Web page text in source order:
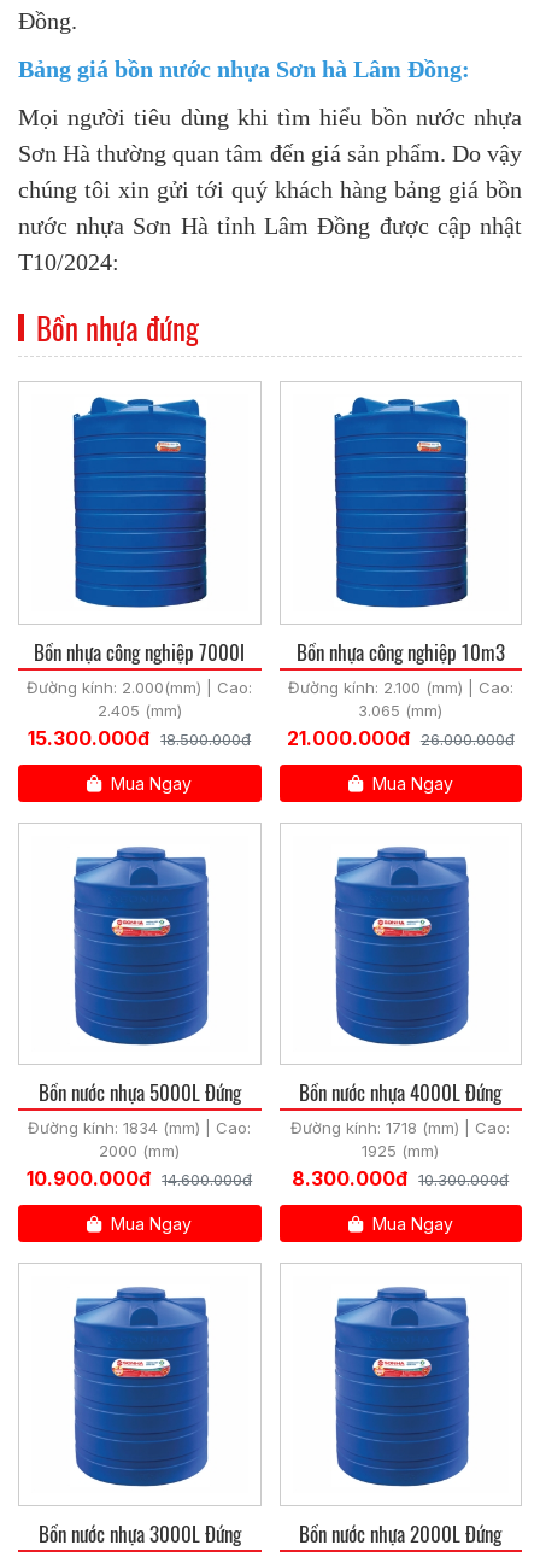
Đồng.
Bảng giá bồn nước nhựa Sơn hà Lâm Đồng:
Mọi người tiêu dùng khi tìm hiểu bồn nước nhựa
Sơn Hà thường quan tâm đến giá sản phẩm. Do vậy
chúng tôi xin gửi tới quý khách hàng bảng giá bồn
nước nhựa Sơn Hà tỉnh Lâm Đồng được cập nhật
T10/2024:
Bồn nhựa đứng
Bồn nhựa công nghiệp 7000l
đứng
Đường kính: 2.000(mm) | Cao:
2.405 (mm)
15.300.000đ 18.500.000đ
Mua Ngay
Bồn nhựa công nghiệp 10m3
Đường kính: 2.100 (mm) | Cao:
3.065 (mm)
21.000.000đ 26.000.000đ
Mua Ngay
Bồn nước nhựa 5000L Đứng
Đường kính: 1834 (mm) | Cao:
2000 (mm)
10.900.000đ 14.600.000đ
Mua Ngay
Bồn nước nhựa 4000L Đứng
Đường kính: 1718 (mm) | Cao:
1925 (mm)
8.300.000đ 10.300.000đ
Mua Ngay
Bồn nước nhựa 3000L Đứng Bồn nước nhựa 2000L Đứng